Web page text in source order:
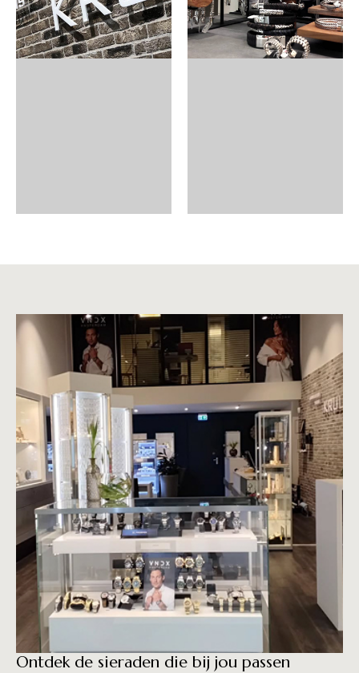
Ontdek de sieraden die bij jou passen